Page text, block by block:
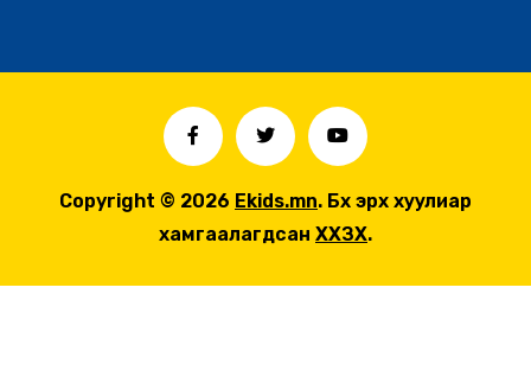
Copyright © 2026 Ekids.mn. Бүх эрх хуулиар
хамгаалагдсан ХХЗХ.